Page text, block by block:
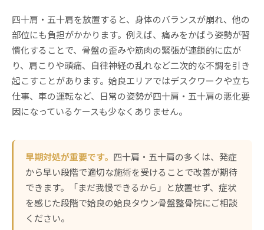
四十肩・五十肩を放置すると、身体のバランスが崩れ、他の
部位にも負担がかかります。例えば、痛みをかばう姿勢が習
慣化することで、骨盤の歪みや筋肉の緊張が連鎖的に広が
り、肩こりや頭痛、自律神経の乱れなど二次的な不調を引き
起こすことがあります。姶良エリアではデスクワークや立ち
仕事、車の運転など、日常の姿勢が四十肩・五十肩の悪化要
因になっているケースも少なくありません。
早期対処が重要です。 四十肩・五十肩の多くは、発症
から早い段階で適切な施術を受けることで改善が期待
できます。「まだ我慢できるから」と放置せず、症状
を感じた段階で姶良の姶良タウン骨盤整骨院にご相談
ください。